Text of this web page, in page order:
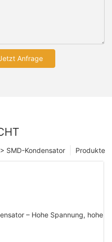
Anfrage
Produkte
> SMD-Kondensator